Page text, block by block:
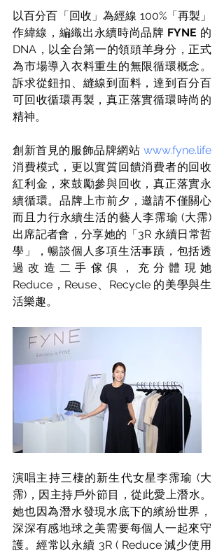
以百分百「回收」為經線 100%「再製」
作緯線，編織出永續時尚品牌 FYNE 的
DNA，以全台第一的領頭羊身分，正式
為市場導入衣料重生的無限循環概念。
訴求從鈕扣、縫線到面料，達到百分百
可回收循環再製，真正落實循環時尚的
精神。
創新首見的服飾品牌網站 www.fyne.life
消費模式，更以實質回饋消費者的回收
紅利金，來鼓勵參與回收，真正落實永
續循環。品牌上市前夕，邀請不僅關心
而且力行永續生活的藝人李霈瑜 (大霈)
出席記者會，分享她的「3R 永續日常哲
學」，暢談個人多項生活事蹟，包括透
過改造二手傢俱，充分體現她
Reduce，Reuse、Recycle 的美學與生
活樂趣。
演唱主持三棲的新生代女星李霈瑜 (大
霈)，因主持戶外節目，從此愛上潛水。
她也因為潛水發現水底下的繽紛世界，
深深有感地球之美需要每個人一起來守
護。經常以永續 3R ( Reduce 減少使用